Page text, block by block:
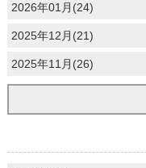
2026年01月(24)
2025年12月(21)
2025年11月(26)